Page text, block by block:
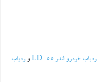
ردیاب خودرو لندر LD-55 و ردیاب